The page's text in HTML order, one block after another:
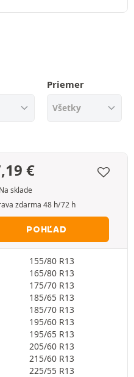
Priemer
€
Na sklade
zdarma 48 h/72 h
POHĽAD
155/80 R13
165/80 R13
175/70 R13
185/65 R13
185/70 R13
195/60 R13
195/65 R13
205/60 R13
215/60 R13
225/55 R13